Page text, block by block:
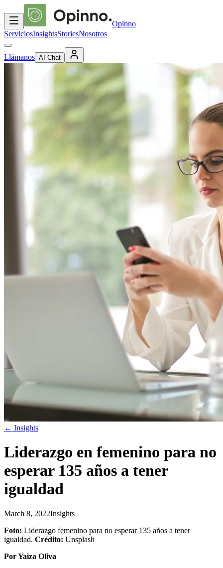
Opinno
ServiciosInsightsStoriesNosotros
Llámanos AI Chat
← Insights
Liderazgo en femenino para no
esperar 135 años a tener
igualdad
March 8, 2022Insights
Foto: Liderazgo femenino para no esperar 135 años a tener
igualdad. Crédito: Unsplash
Por Yaiza Oliva